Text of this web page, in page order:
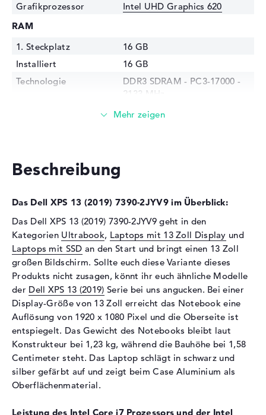
Grafikprozessor
Intel UHD Graphics 620
RAM
1. Steckplatz
16 GB
Installiert
16 GB
Technologie
DDR3 SDRAM - PC3-17000 -
2133 MHz
Optische Speicher
Display-Typ
13,3" TFT
Max. Auflösung
1920 x 1080
Auflösungstyp
Full-HD
Besonderheiten
Display, entspiegelt, LED-
Hintergrundbeleuchtung
Kartenleser
Unterstützte Flash-
Speicherkarten
microSD, microSDHC,
microSDXC
Audio
Soundkarte
Mikrofon
vorhanden
Beschreibung
Das Dell XPS 13 (2019) 7390-2JYV9 im Überblick:
Das Dell XPS 13 (2019) 7390-2JYV9 geht in den
Kategorien Ultrabook, Laptops mit 13 Zoll Display und
Laptops mit SSD an den Start und bringt einen 13 Zoll
großen Bildschirm. Sollte euch diese Variante dieses
Produkts nicht zusagen, könnt ihr euch ähnliche Modelle
der Dell XPS 13 (2019) Serie bei uns angucken. Bei einer
Display-Größe von 13 Zoll erreicht das Notebook eine
Auflösung von 1920 x 1080 Pixel und die Oberseite ist
entspiegelt. Das Gewicht des Notebooks bleibt laut
Konstrukteur bei 1,23 kg, während die Bauhöhe bei 1,58
Centimeter steht. Das Laptop schlägt in schwarz und
silber gefärbt auf und zeigt beim Case Aluminium als
Oberflächenmaterial.
Leistung des Intel Core i7 Prozessors und der Intel